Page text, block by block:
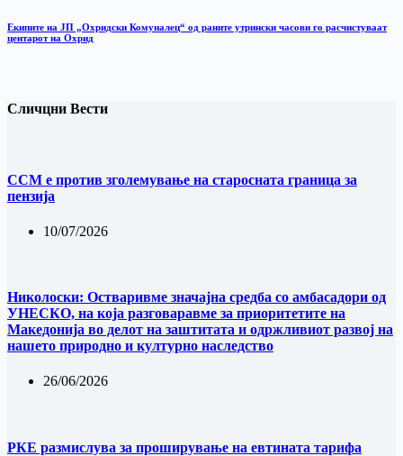
Екипите на ЈП „Охридски Комуналец“ од раните утрински часови го расчистуваат
центарот на Охрид
Сличцни Вести
ССМ е против зголемување на старосната граница за
пензија
10/07/2026
Николоски: Остваривме значајна средба со амбасадори од
УНЕСКО, на која разговаравме за приоритетите на
Македонија во делот на заштитата и одржливиот развој на
нашето природно и културно наследство
26/06/2026
РКЕ размислува за проширување на евтината тарифа